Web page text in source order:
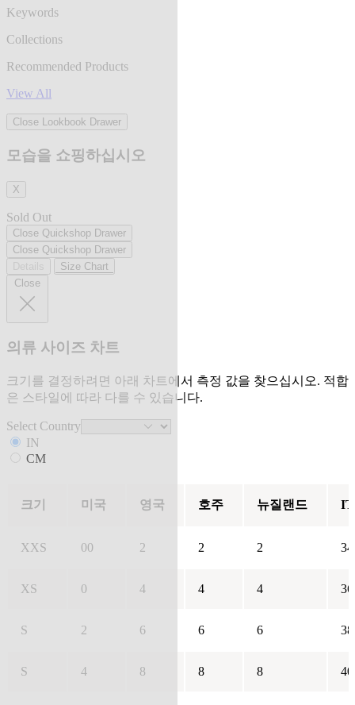
Keywords
Collections
Recommended Products
View All
Close Lookbook Drawer
모습을 쇼핑하십시오
X
Sold Out
Close Quickshop Drawer
Close Quickshop Drawer
Size Chart
Close
의류 사이즈 차트
크기를 결정하려면 아래 차트에서 측정 값을 찾으십시오. 적합
은 스타일에 따라 다를 수 있습니다.
Select Country
IN
CM
크기 미국 영국 호주 뉴질랜드 IT
XXS 00 2 2 2 34
XS 0 4 4 4 36
S 2 6 6 6 38
S 4 8 8 8 40